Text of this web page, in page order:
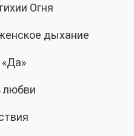
Огня
дыхание
«Да»
любви